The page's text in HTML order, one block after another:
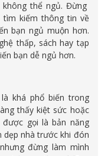
thể ngủ. Đừng
kiếm thông tin về
bạn ngủ muộn hơn.
thấp, sách hay tạp
bạn dễ ngủ hơn.
khá phổ biến trong
thấy kiệt sức hoặc
gọi là bản năng
dẹp nhà trước khi đón
đừng làm mình